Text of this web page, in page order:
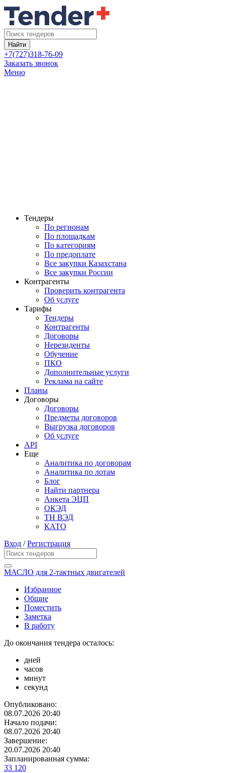
Найти
+7(727)318-76-09
Заказать звонок
Меню
Тендеры
По регионам
По площадкам
По категориям
По предоплате
Все закупки Казахстана
Все закупки России
Контрагенты
Проверить контрагента
Об услуге
Тарифы
Тендеры
Контрагенты
Договоры
Нерезиденты
Обучение
ПКО
Дополнительные услуги
Реклама на сайте
Планы
Договоры
Договоры
Предметы договоров
Выгрузка договоров
Об услуге
API
Еще
Аналитика по договорам
Аналитика по лотам
Блог
Найти партнера
Анкета ЭЦП
ОКЭД
ТН ВЭД
КАТО
Вход /Регистрация
МАСЛО для 2-тактных двигателей
Избранное
Общие
Поместить
Заметка
В работу
До окончания тендера осталось:
дней
часов
минут
секунд
Опубликовано:
08.07.2026 20:40
Начало подачи:
08.07.2026 20:40
Завершение:
20.07.2026 20:40
Запланированная сумма:
33 120